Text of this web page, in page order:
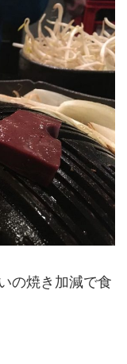
の焼き加減で食